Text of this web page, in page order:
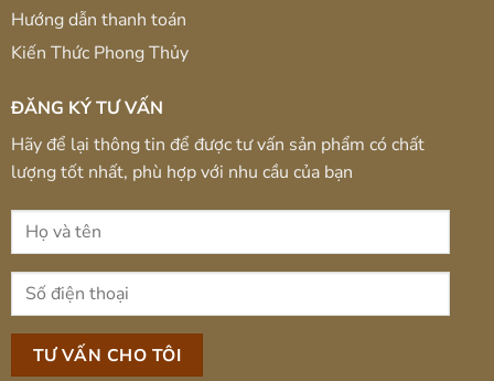
Hướng dẫn thanh toán
Kiến Thức Phong Thủy
ĐĂNG KÝ TƯ VẤN
Hãy để lại thông tin để được tư vấn sản phẩm có chất
lượng tốt nhất, phù hợp với nhu cầu của bạn